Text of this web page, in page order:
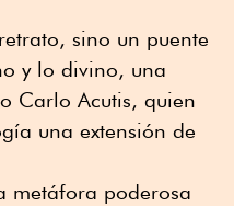
sino un puente
y lo divino, una
Carlo Acutis, quien
una extensión de
metáfora poderosa